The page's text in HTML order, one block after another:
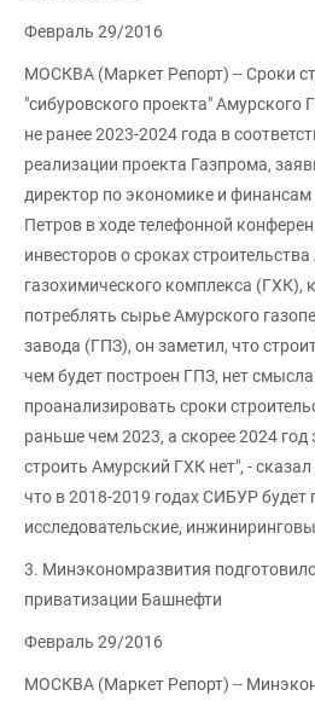
Февраль 29/2016
МОСКВА (Маркет Репорт) -- Сроки
"сибуровского проекта" Амурского
не ранее 2023-2024 года в
реализации проекта Газпрома,
директор по экономике и
Петров в ходе телефонной
инвесторов о сроках
газохимического комплекса (ГХК),
потреблять сырье Амурского
завода (ГПЗ), он заметил, что
чем будет построен ГПЗ, нет
проанализировать сроки
раньше чем 2023, а скорее 2024
строить Амурский ГХК нет", -
что в 2018-2019 годах СИБУР будет
исследовательские,
3. Минэкономразвития
приватизации Башнефти
Февраль 29/2016
МОСКВА (Маркет Репорт) --